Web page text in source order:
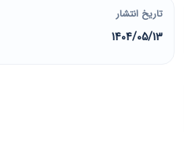
تاریخ انتشار
1404/05/13